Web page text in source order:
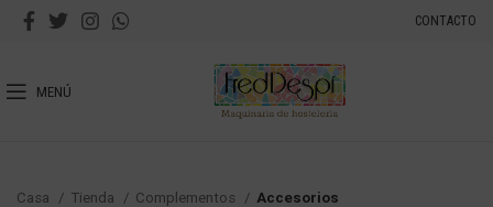
CONTACTO
MENÚ
Casa Tienda Complementos Accesorios